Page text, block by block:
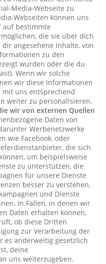
Media-Webseite zu
Webseiten können uns
auf bestimmte
die sie über dich
angesehene Inhalte, von
zu den
wurden oder die du
Wenn wir solche
wir diese Informationen
uns entsprechend
weiter zu personalisieren.
wir von externen Quellen
Daten von
Werbenetzwerke
wie Facebook, oder
die sich
um beispielsweise
zu unterstützen, die
für unsere Dienste
besser zu verstehen,
und Dienste
In Fällen, in denen wir
Daten erhalten können,
ob diese Dritten
zur Verarbeitung der
es anderweitig gesetzlich
deine
uns weiterzugeben.